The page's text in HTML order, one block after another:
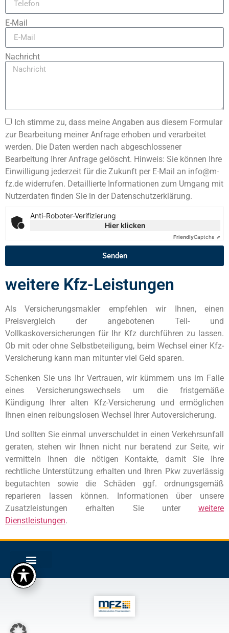
E-Mail
Nachricht
Ich stimme zu, dass meine Angaben aus diesem Formular
zur Bearbeitung meiner Anfrage erhoben und verarbeitet
werden. Die Daten werden nach abgeschlossener
Bearbeitung Ihrer Anfrage gelöscht. Hinweis: Sie können Ihre
Einwilligung jederzeit für die Zukunft per E-Mail an info@m-
fz.de widerrufen. Detaillierte Informationen zum Umgang mit
Nutzerdaten finden Sie in der Datenschutzerklärung.
Anti-Roboter-Verifizierung
Hier klicken
FriendlyCaptcha ⇗
Senden
weitere Kfz-Leistungen
Als Versicherungsmakler empfehlen wir Ihnen, einen
Preisvergleich der angebotenen Teil- und
Vollkaskoversicherungen für Ihr Kfz durchführen zu lassen.
Ob mit oder ohne Selbstbeteiligung, beim Wechsel einer Kfz-
Versicherung kann man mitunter viel Geld sparen.
Schenken Sie uns Ihr Vertrauen, wir kümmern uns im Falle
eines Versicherungswechsels um die fristgemäße
Kündigung Ihrer alten Kfz-Versicherung und ermöglichen
Ihnen einen reibungslosen Wechsel Ihrer Autoversicherung.
Und sollten Sie einmal unverschuldet in einen Verkehrsunfall
geraten, stehen wir Ihnen nicht nur beratend zur Seite, wir
vermitteln Ihnen die nötigen Kontakte, damit Sie Ihre
rechtliche Unterstützung erhalten und Ihren Pkw zuverlässig
begutachten sowie die Schäden ggf. ordnungsgemäß
reparieren lassen können. Informationen über unsere
Zusatzleistungen erhalten Sie unter weitere
Dienstleistungen.